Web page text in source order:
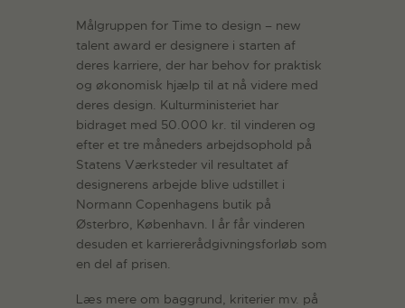
Målgruppen for Time to design – new
talent award er designere i starten af
deres karriere, der har behov for praktisk
og økonomisk hjælp til at nå videre med
deres design. Kulturministeriet har
bidraget med 50.000 kr. til vinderen og
efter et tre måneders arbejdsophold på
Statens Værksteder vil resultatet af
designerens arbejde blive udstillet i
Normann Copenhagens butik på
Østerbro, København. I år får vinderen
desuden et karriererådgivningsforløb som
en del af prisen.
Læs mere om baggrund, kriterier mv. på